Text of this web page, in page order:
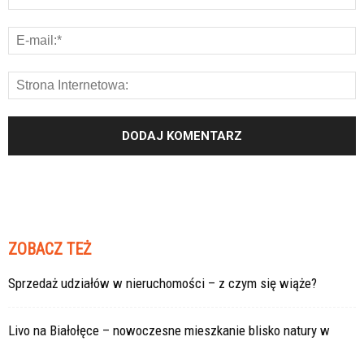
ZOBACZ TEŻ
Sprzedaż udziałów w nieruchomości – z czym się wiąże?
Livo na Białołęce – nowoczesne mieszkanie blisko natury w